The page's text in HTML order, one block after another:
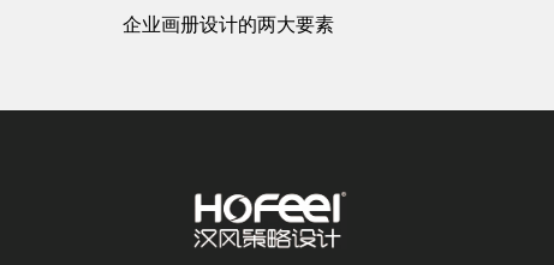
企业画册设计的两大要素